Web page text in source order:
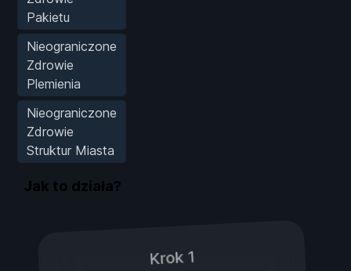
Pakietu
Nieograniczone
Zdrowie
Plemienia
Nieograniczone
Zdrowie
Struktur Miasta
Jak to działa?
Krok 1